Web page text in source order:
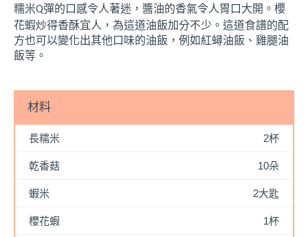
糯米Q彈的口感令人著迷，醬油的香氣令人胃口大開。櫻
花蝦炒得香酥宜人，為這道油飯加分不少。這道食譜的配
方也可以變化出其他口味的油飯，例如紅蟳油飯、雞腿油
飯等。
材料
長糯米 2杯
乾香菇 10朵
蝦米 2大匙
櫻花蝦 1杯